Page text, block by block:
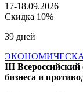
17-18.09.2026
Скидка 10%
39 дней
III Всероссийский
бизнеса и